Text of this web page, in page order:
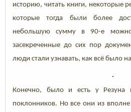
историю, читать книги, некоторые
которые тогда были более
небольшую сумму в 90-е
засекреченные до сих пор
люди стали узнавать, как всё было
Конечно, было и есть у Резуна
поклонников. Но все они из